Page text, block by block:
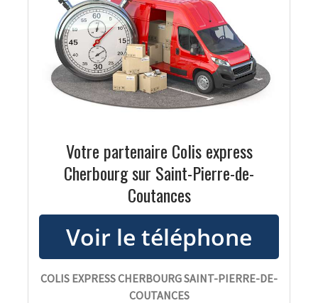
Votre partenaire Colis express
Cherbourg sur Saint-Pierre-de-
Coutances
COLIS EXPRESS CHERBOURG SAINT-PIERRE-DE-
COUTANCES